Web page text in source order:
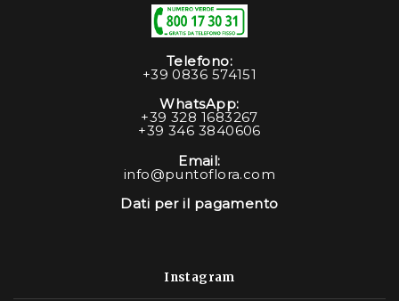
Telefono:
+39 0836 574151
WhatsApp:
+39 328 1683267
+39 346 3840606
Email:
info@puntoflora.com
Dati per il pagamento
Instagram